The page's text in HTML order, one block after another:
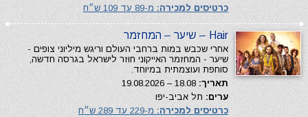
כרטיסים למכירה: מ-89 עד 109 ש״ח
Hair – שיער – המחזמר
אחרי שכבש במות ברחבי העולם וריגש מיליוני צופים -
שיער - המחזמר האייקוני חוזר לישראל בגרסה חדשה,
סוחפת ועוצמתית במיוחד.
תאריך:
ערים: תל אביב-יפו
כרטיסים למכירה: מ-229 עד 289 ש״ח